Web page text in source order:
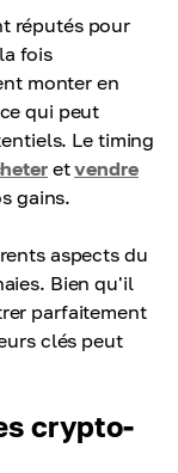
réputés pour
fois
monter en
qui peut
Le timing
etvendre
gains.
aspects du
Bien qu'il
parfaitement
clés peut
crypto-